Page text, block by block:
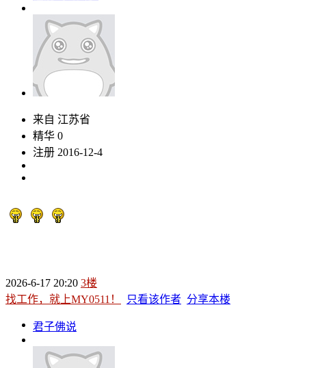
来自 江苏省
精华 0
注册 2016-12-4
2026-6-17 20:20 3楼
找工作，就上MY0511！
只看该作者 分享本楼
君子佛说